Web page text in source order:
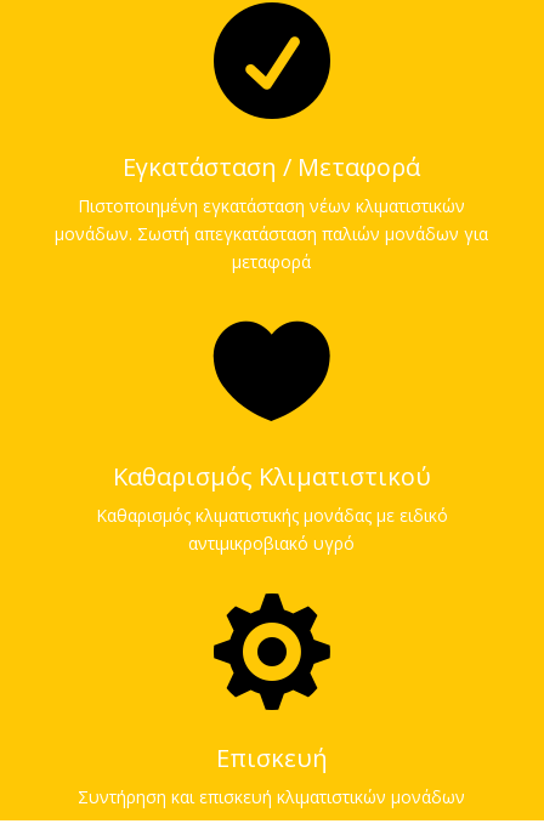

Εγκατάσταση / Μεταφορά
Πιστοποιημένη εγκατάσταση νέων κλιματιστικών
μονάδων. Σωστή απεγκατάσταση παλιών μονάδων για
μεταφορά

Καθαρισμός Κλιματιστικού
Καθαρισμός κλιματιστικής μονάδας με ειδικό
αντιμικροβιακό υγρό

Επισκευή
Συντήρηση και επισκευή κλιματιστικών μονάδων